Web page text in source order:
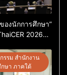
องนักการศึกษา”
2026
Education
2026
รรม สำนักงาน
ษา ภาคใต้